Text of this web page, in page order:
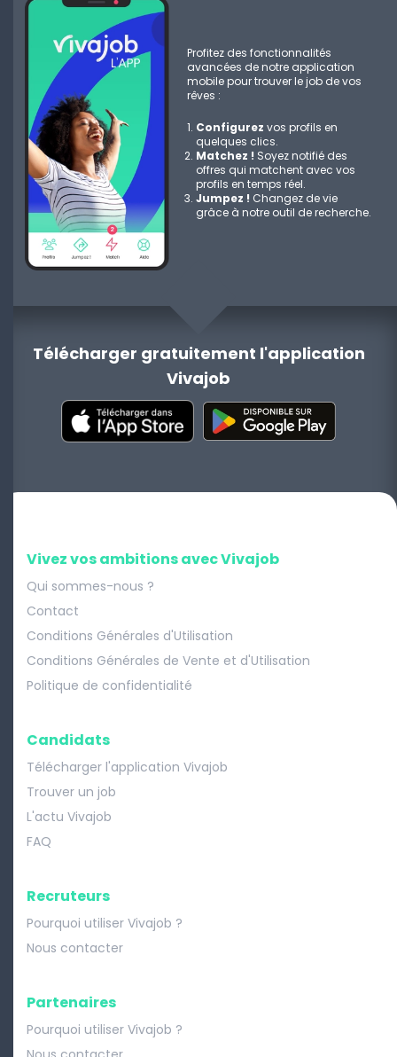
Profitez des fonctionnalités
avancées de notre application
mobile pour trouver le job de vos
rêves :
Configurez vos profils en
quelques clics.
Matchez ! Soyez notifié des
offres qui matchent avec vos
profils en temps réel.
Jumpez ! Changez de vie
grâce à notre outil de recherche.
Télécharger gratuitement l'application
Vivajob
Vivez vos ambitions avec Vivajob
Qui sommes-nous ?
Contact
Conditions Générales d'Utilisation
Conditions Générales de Vente et d'Utilisation
Politique de confidentialité
Candidats
Télécharger l'application Vivajob
Trouver un job
L'actu Vivajob
FAQ
Recruteurs
Pourquoi utiliser Vivajob ?
Nous contacter
Partenaires
Pourquoi utiliser Vivajob ?